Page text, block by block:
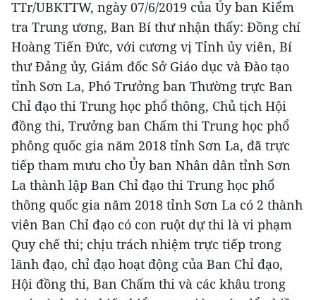
TTr/UBKTTW, ngày 07/6/2019 của Ủy ban Kiểm
tra Trung ương, Ban Bí thư nhận thấy: Đồng chí
Hoàng Tiến Đức, với cương vị Tỉnh ủy viên, Bí
thư Đảng ủy, Giám đốc Sở Giáo dục và Đào tạo
tỉnh Sơn La, Phó Trưởng ban Thường trực Ban
Chỉ đạo thi Trung học phổ thông, Chủ tịch Hội
đồng thi, Trưởng ban Chấm thi Trung học phổ
phông quốc gia năm 2018 tỉnh Sơn La, đã trực
tiếp tham mưu cho Ủy ban Nhân dân tỉnh Sơn
La thành lập Ban Chỉ đạo thi Trung học phổ
thông quốc gia năm 2018 tỉnh Sơn La có 2 thành
viên Ban Chỉ đạo có con ruột dự thi là vi phạm
Quy chế thi; chịu trách nhiệm trực tiếp trong
lãnh đạo, chỉ đạo hoạt động của Ban Chỉ đạo,
Hội đồng thi, Ban Chấm thi và các khâu trong